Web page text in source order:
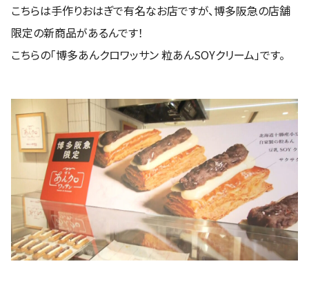
こちらは手作りおはぎで有名なお店ですが、博多阪急の店舗
限定の新商品があるんです！
こちらの「博多あんクロワッサン 粒あんSOYクリーム」です。